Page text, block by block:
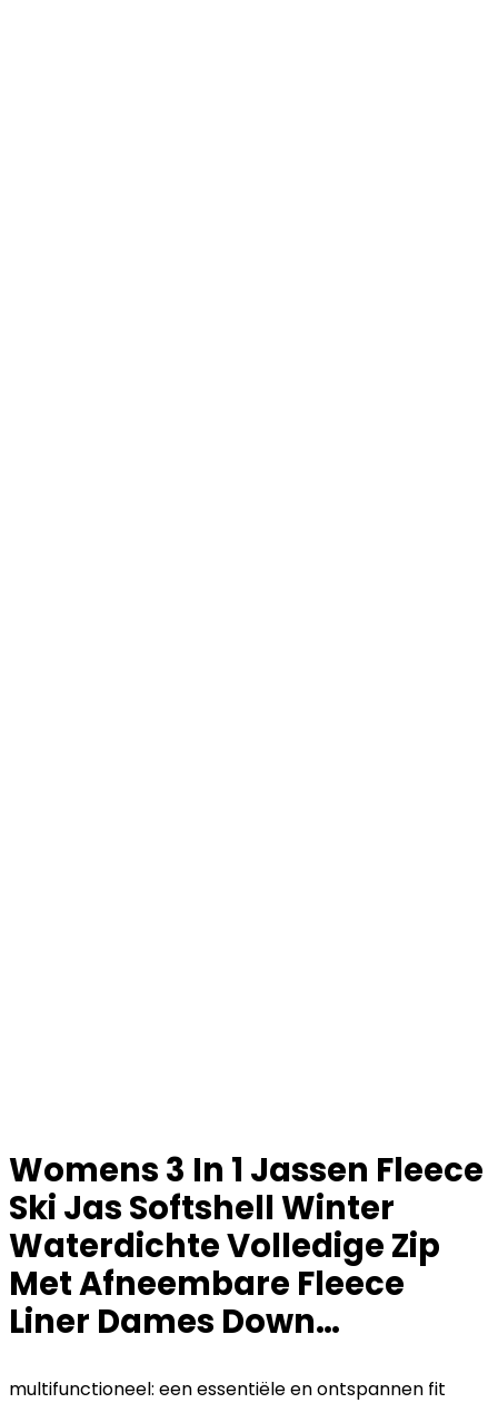
Womens 3 In 1 Jassen Fleece
Ski Jas Softshell Winter
Waterdichte Volledige Zip
Met Afneembare Fleece
Liner Dames Down…
multifunctioneel: een essentiële en ontspannen fit